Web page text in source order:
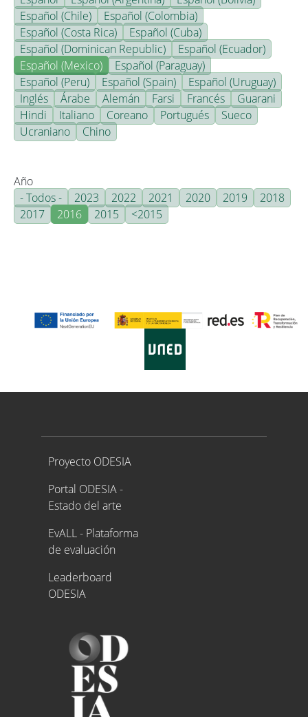
Español (Chile)
Español (Colombia)
Español (Costa Rica)
Español (Cuba)
Español (Dominican Republic)
Español (Ecuador)
Español (Mexico)
Español (Paraguay)
Español (Peru)
Español (Spain)
Español (Uruguay)
Inglés
Árabe Alemán Farsi Francés
Guarani
Hindi
Italiano Coreano Portugués
Sueco
Ucraniano
Chino
Año
- Todos -
2023 2022 2021 2020 2019
2018
2017
2016 2015 <2015
Proyecto ODESIA
Proyecto ODESIA
Portal ODESIA -
Estado del arte
EvALL - Plataforma
de evaluación
Leaderboard
ODESIA